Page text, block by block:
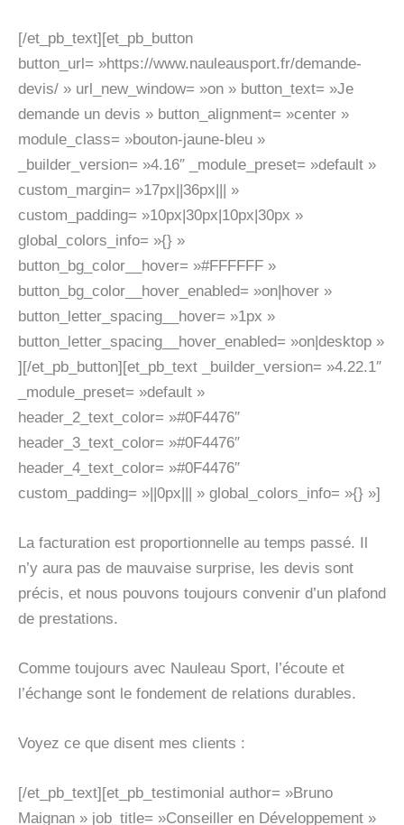
[/et_pb_text][et_pb_button
button_url= »https://www.nauleausport.fr/demande-
devis/ » url_new_window= »on » button_text= »Je
demande un devis » button_alignment= »center »
module_class= »bouton-jaune-bleu »
_builder_version= »4.16″ _module_preset= »default »
custom_margin= »17px||36px||| »
custom_padding= »10px|30px|10px|30px »
global_colors_info= »{} »
button_bg_color__hover= »#FFFFFF »
button_bg_color__hover_enabled= »on|hover »
button_letter_spacing__hover= »1px »
button_letter_spacing__hover_enabled= »on|desktop »
][/et_pb_button][et_pb_text _builder_version= »4.22.1″
_module_preset= »default »
header_2_text_color= »#0F4476″
header_3_text_color= »#0F4476″
header_4_text_color= »#0F4476″
custom_padding= »||0px||| » global_colors_info= »{} »]
La facturation est proportionnelle au temps passé. Il
n’y aura pas de mauvaise surprise, les devis sont
précis, et nous pouvons toujours convenir d’un plafond
de prestations.
Comme toujours avec Nauleau Sport, l’écoute et
l’échange sont le fondement de relations durables.
Voyez ce que disent mes clients :
[/et_pb_text][et_pb_testimonial author= »Bruno
Maignan » job_title= »Conseiller en Développement »